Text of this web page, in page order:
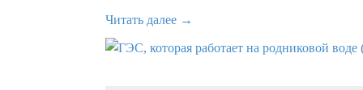
Читать далее →